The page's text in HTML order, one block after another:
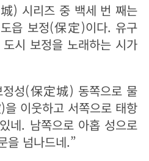
) 시리즈 중 백세 번 째는
읍 보정(保定)이다. 유구
시 보정을 노래하는 시가
성(保定城) 동쪽으로 물
이웃하고 서쪽으로 태항
네. 남쪽으로 아홉 성으로
을 넘나드네.”